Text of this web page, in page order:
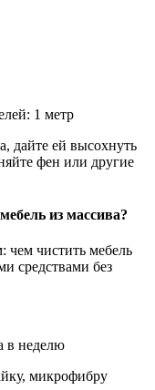
1 метр
дайте ей высохнуть
фен или другие
из массива?
чем чистить мебель
средствами без
в неделю
микрофибру